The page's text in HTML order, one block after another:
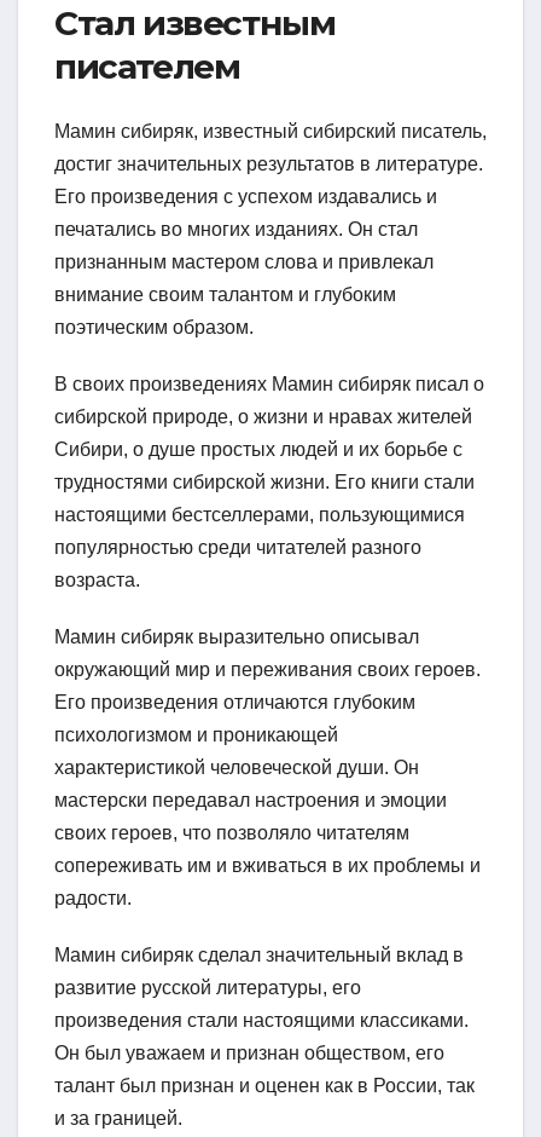
Стал известным
писателем
Мамин сибиряк, известный сибирский писатель,
достиг значительных результатов в литературе.
Его произведения с успехом издавались и
печатались во многих изданиях. Он стал
признанным мастером слова и привлекал
внимание своим талантом и глубоким
поэтическим образом.
В своих произведениях Мамин сибиряк писал о
сибирской природе, о жизни и нравах жителей
Сибири, о душе простых людей и их борьбе с
трудностями сибирской жизни. Его книги стали
настоящими бестселлерами, пользующимися
популярностью среди читателей разного
возраста.
Мамин сибиряк выразительно описывал
окружающий мир и переживания своих героев.
Его произведения отличаются глубоким
психологизмом и проникающей
характеристикой человеческой души. Он
мастерски передавал настроения и эмоции
своих героев, что позволяло читателям
сопереживать им и вживаться в их проблемы и
радости.
Мамин сибиряк сделал значительный вклад в
развитие русской литературы, его
произведения стали настоящими классиками.
Он был уважаем и признан обществом, его
талант был признан и оценен как в России, так
и за границей.